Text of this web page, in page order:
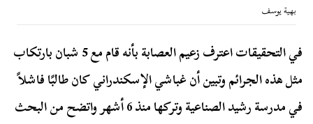
بهية يوسف
في التحقيقات اعترف زعيم العصابة بأنه قام مع 5 شبان بارتكاب
مثل هذه الجرائم وتبين أن غباشي الإسكندراني كان طالبًا فاشلاً
في مدرسة رشيد الصناعية وتركها منذ 6 أشهر واتضح من البحث